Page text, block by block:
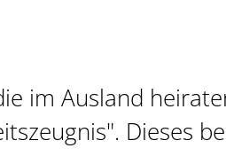
im Ausland
Dieses